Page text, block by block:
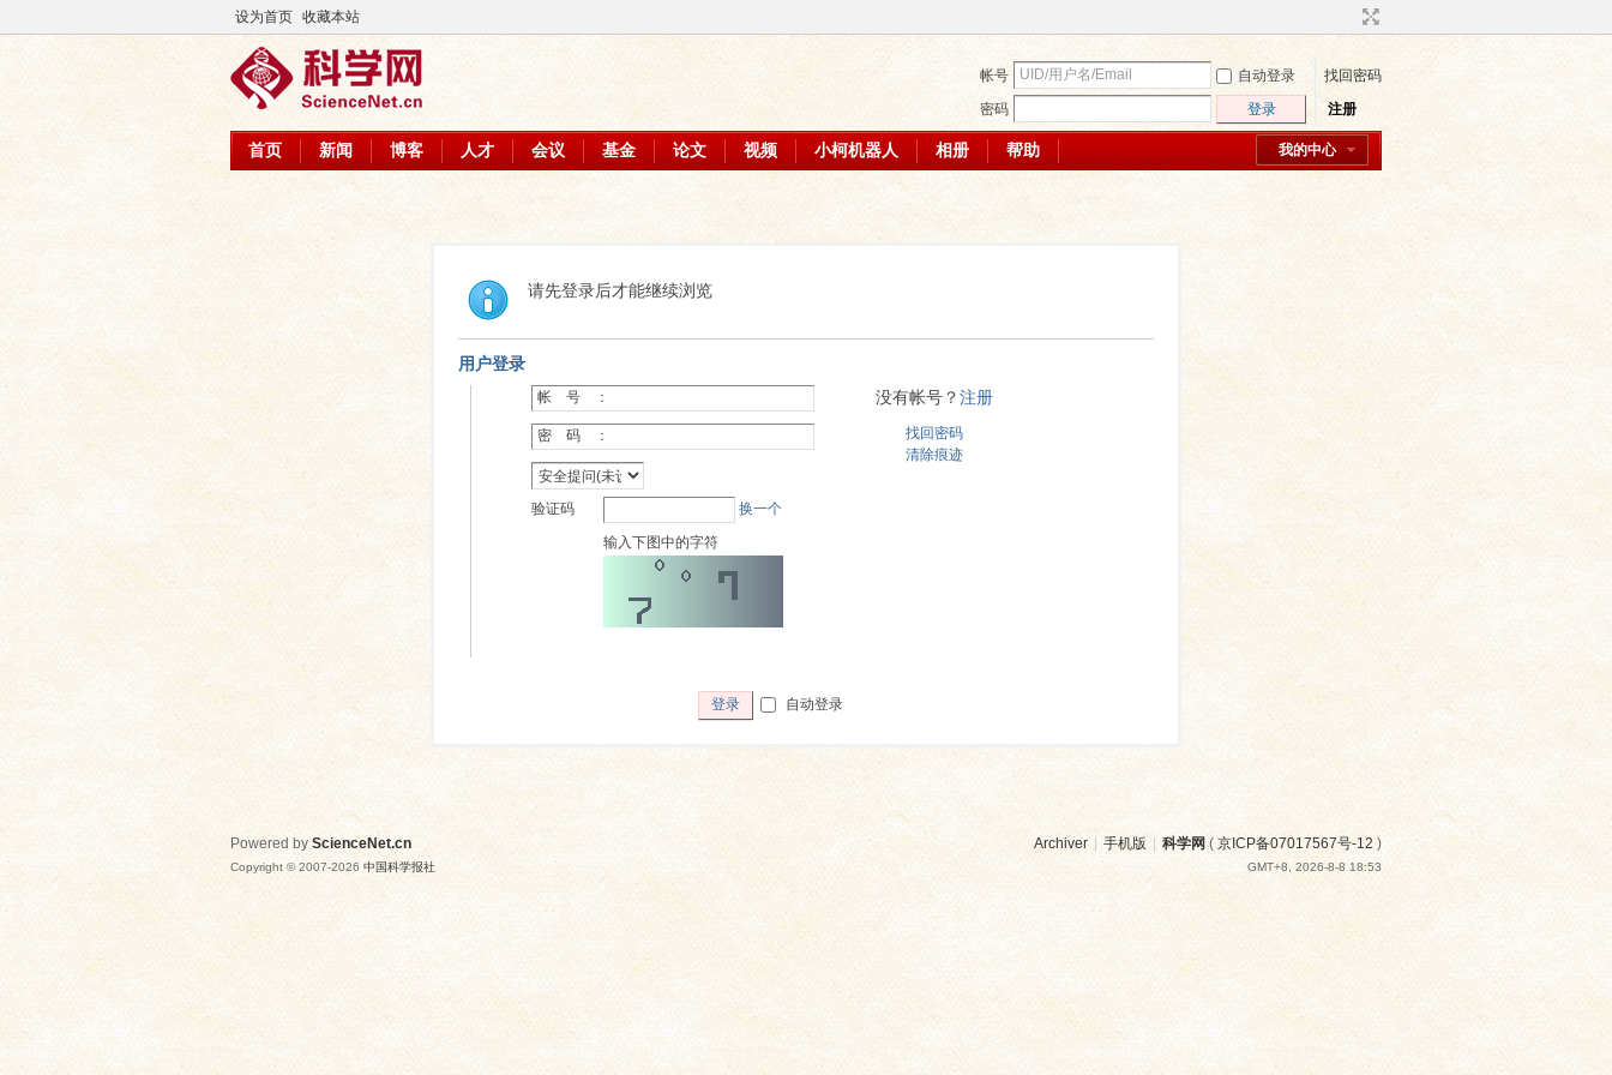
设为首页 收藏本站
帐号 自动登录
找回密码
密码
登录 注册
我的中心
首页 新闻 博客 人才 会议 基金 论文 视频 小柯机器人 相册 帮助
请先登录后才能继续浏览
用户登录
帐 号 ：
密 码 ：
验证码
换一个
输入下图中的字符
没有帐号？注册
找回密码
清除痕迹
登录 自动登录
Archiver | 手机版 | 科学网 ( 京ICP备07017567号-12 )
GMT+8, 2026-8-8 18:53
Powered by ScienceNet.cn
Copyright © 2007-2026 中国科学报社